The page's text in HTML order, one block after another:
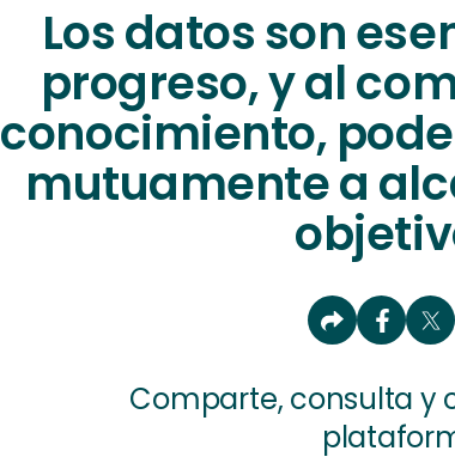
Los datos son
progreso, y al
conocimiento,
mutuamente a
Comparte, consulta y